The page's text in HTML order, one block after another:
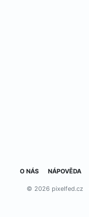
O NÁS NÁPOVĚDA
© 2026 pixelfed.cz